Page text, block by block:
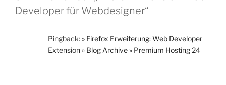
Developer für Webdesigner“
Pingback: » Firefox Erweiterung: Web Developer
Extension » Blog Archive » Premium Hosting 24